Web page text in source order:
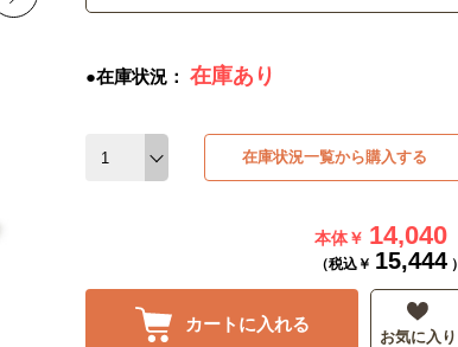
●在庫状況： 在庫あり
在庫状況一覧から購入する
本体￥ 14,040
（税込￥ 15,444 ）
カートに入れる
お気に入り